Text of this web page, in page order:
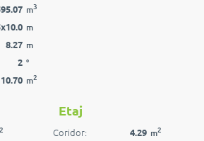
m3
m
8.27 m
2 °
m2
2
Etaj
Coridor: 4.29 m2